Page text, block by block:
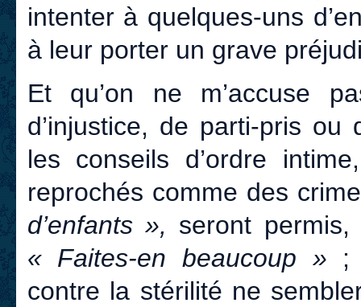
intenter à quelques-uns
à leur porter un grave
Et qu’on ne m’accuse
d’injustice, de parti-pris ou
les conseils d’ordre
reprochés comme des
d’enfants », seront
« Faites-en beaucoup » ;
contre la stérilité ne